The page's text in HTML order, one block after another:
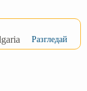
Разгледай